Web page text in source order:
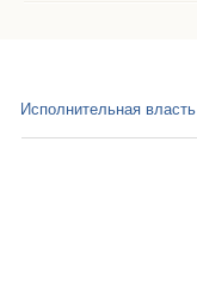
Исполнительная власть